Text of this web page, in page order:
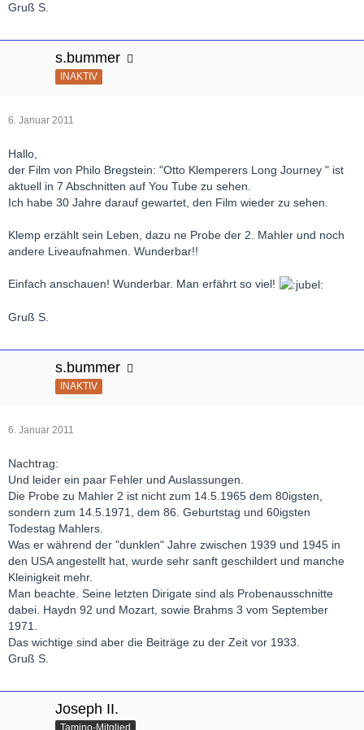
Gruß S.
s.bummer
INAKTIV
6. Januar 2011
Hallo,
der Film von Philo Bregstein: "Otto Klemperers Long Journey " ist
aktuell in 7 Abschnitten auf You Tube zu sehen.
Ich habe 30 Jahre darauf gewartet, den Film wieder zu sehen.
Klemp erzählt sein Leben, dazu ne Probe der 2. Mahler und noch
andere Liveaufnahmen. Wunderbar!!
Einfach anschauen! Wunderbar. Man erfährt so viel!
Gruß S.
s.bummer
INAKTIV
6. Januar 2011
Nachtrag:
Und leider ein paar Fehler und Auslassungen.
Die Probe zu Mahler 2 ist nicht zum 14.5.1965 dem 80igsten,
sondern zum 14.5.1971, dem 86. Geburtstag und 60igsten
Todestag Mahlers.
Was er während der "dunklen" Jahre zwischen 1939 und 1945 in
den USA angestellt hat, wurde sehr sanft geschildert und manche
Kleinigkeit mehr.
Man beachte. Seine letzten Dirigate sind als Probenausschnitte
dabei. Haydn 92 und Mozart, sowie Brahms 3 vom September
1971.
Das wichtige sind aber die Beiträge zu der Zeit vor 1933.
Gruß S.
Joseph II.